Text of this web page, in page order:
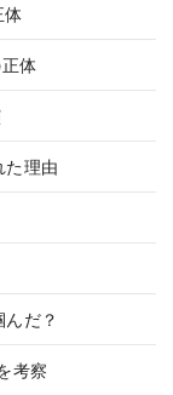
体
体
た理由
だ？
考察